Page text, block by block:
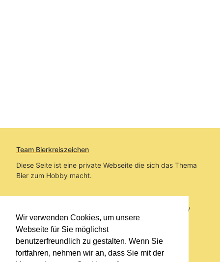
Wir verwenden Cookies, um unsere
Webseite für Sie möglichst
benutzerfreundlich zu gestalten. Wenn Sie
fortfahren, nehmen wir an, dass Sie mit der
Team Bierkreiszeichen
Diese Seite ist eine private Webseite die sich das Thema
Bier zum Hobby macht.
Sie befinden sich auf https://www.bierkreiszeichen.at/
im Pfad:Übers Bier/Biersorten
Erstellt: 2020-08-11